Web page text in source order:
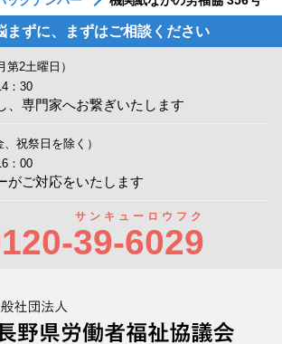
まずに、まずはご相談ください
第2土曜日）
：30
、専門家へお繋ぎいたします
祝祭日を除く）
：00
がご対応をいたします
39-6029
サンキューロウフク